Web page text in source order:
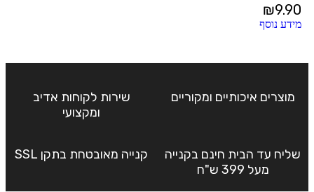
₪9.90
מידע נוסף
מוצרים איכותיים ומקוריים
שירות לקוחות אדיב
ומקצועי
שליח עד הבית חינם בקנייה
מעל 399 ש"ח
קנייה מאובטחת בתקן SSL